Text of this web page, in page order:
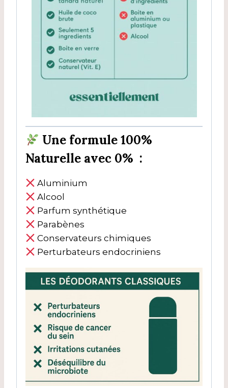
Une formule100%
Naturelle avec 0% :
Aluminium
Alcool
Parfum synthétique
Parabènes
Conservateurs chimiques
Perturbateurs endocriniens